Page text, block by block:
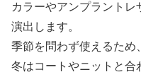
カラーやアンプラント
演出します。
季節を問わず使えるため
冬はコートやニットと合